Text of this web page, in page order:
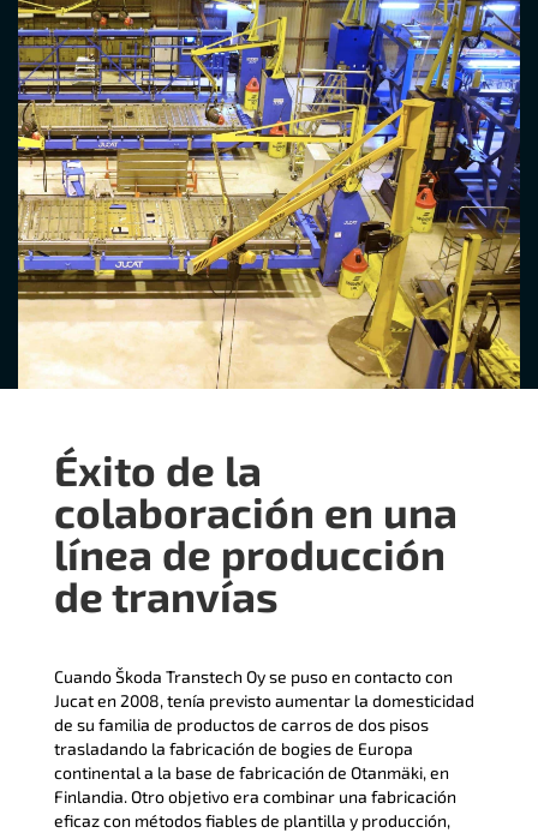
Éxito de la
colaboración en una
línea de producción
de tranvías
Cuando Škoda Transtech Oy se puso en contacto con
Jucat en 2008, tenía previsto aumentar la domesticidad
de su familia de productos de carros de dos pisos
trasladando la fabricación de bogies de Europa
continental a la base de fabricación de Otanmäki, en
Finlandia. Otro objetivo era combinar una fabricación
eficaz con métodos fiables de plantilla y producción,